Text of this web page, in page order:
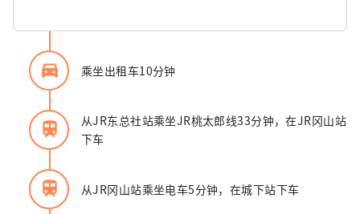
directions_car_filled 乘坐出租车10分钟
train
从JR东总社站乘坐JR桃太郎线33分钟，在JR冈山站
下车
train 从JR冈山站乘坐电车5分钟，在城下站下车